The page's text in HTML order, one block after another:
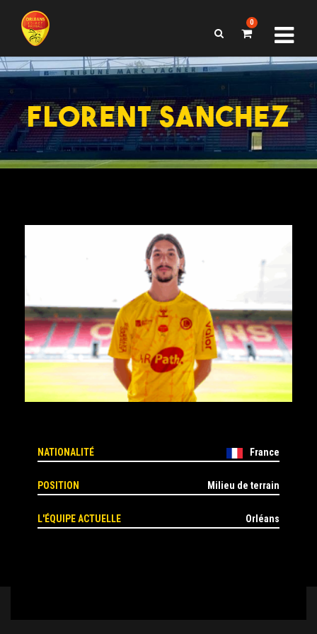
0
FLORENT SANCHEZ
NATIONALITÉ France
POSITION Milieu de terrain
L'ÉQUIPE ACTUELLE Orléans